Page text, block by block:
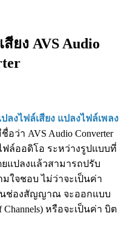
ยง AVS Audio
ลงไฟล์เสียง แปลงไฟล์เพลง
ว่า AVS Audio Converter
ฟล์ออดิโอ ระหว่างรูปแบบที่
แปลงแล้วสามารถปรับ
ใจชอบ ไม่ว่าจะเป็นค่า
วนช่องสัญญาณ จะออกแบบ
หรือจะเป็นค่า บิต